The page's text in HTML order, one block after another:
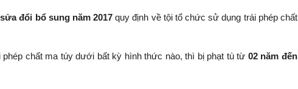
đổi bổ sung năm 2017 quy định về tội tổ chức sử dụng trái phép chất
chất ma túy dưới bất kỳ hình thức nào, thì bị phạt tù từ 02 năm đến